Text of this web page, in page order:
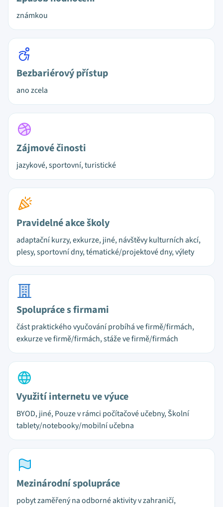
známkou
Bezbariérový přístup
ano zcela
Zájmové činosti
jazykové, sportovní, turistické
Pravidelné akce školy
adaptační kurzy, exkurze, jiné, návštěvy kulturních akcí,
plesy, sportovní dny, tématické/projektové dny, výlety
Spolupráce s firmami
část praktického vyučování probíhá ve firmě/firmách,
exkurze ve firmě/firmách, stáže ve firmě/firmách
Využití internetu ve výuce
BYOD, jiné, Pouze v rámci počítačové učebny, Školní
tablety/notebooky/mobilní učebna
Mezinárodní spolupráce
pobyt zaměřený na odborné aktivity v zahraničí,